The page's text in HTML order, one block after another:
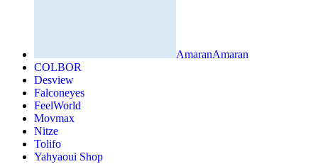
AmaranAmaran
COLBOR
Desview
Falconeyes
FeelWorld
Movmax
Nitze
Tolifo
Yahyaoui Shop